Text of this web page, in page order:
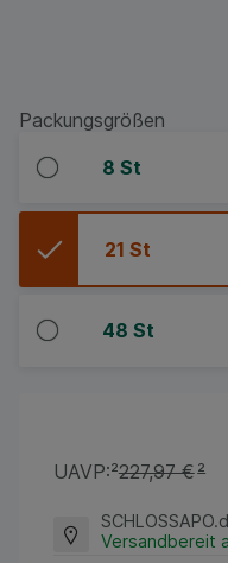
Packungsgrößen
8 St
21 St
48 St
UAVP:²227,97 €²
Versandbereit